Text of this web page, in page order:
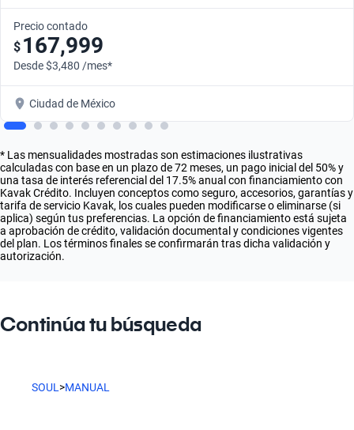
Precio contado
$ 167,999
Desde $3,480 /mes*
Ciudad de México
* Las mensualidades mostradas son estimaciones ilustrativas
calculadas con base en un plazo de 72 meses, un pago inicial del 50% y
una tasa de interés referencial del 17.5% anual con financiamiento con
Kavak Crédito. Incluyen conceptos como seguro, accesorios, garantías y
tarifa de servicio Kavak, los cuales pueden modificarse o eliminarse (si
aplica) según tus preferencias. La opción de financiamiento está sujeta
a aprobación de crédito, validación documental y condiciones vigentes
del plan. Los términos finales se confirmarán tras dicha validación y
autorización.
Continúa tu búsqueda
SOUL >MANUAL